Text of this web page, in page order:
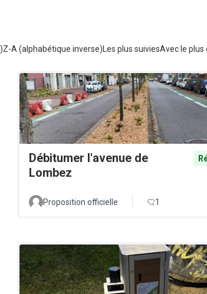
Z-A (alphabétique inverse) Les plus suiviesAvec le plus
Débitumer l'avenue de
Lombez
Proposition officielle 1